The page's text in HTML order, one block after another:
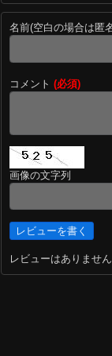
名前(空白の場合は匿
コメント (必須)
画像の文字列
レビューはありません